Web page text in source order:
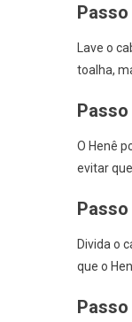
Lave o
toalha,
O Henê
evitar
Divida o
que o
Passo